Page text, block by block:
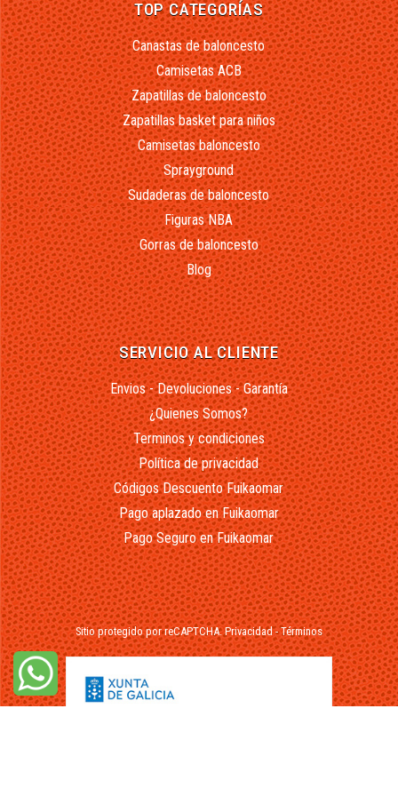
TOP CATEGORÍAS
Canastas de baloncesto
Camisetas ACB
Zapatillas de baloncesto
Zapatillas basket para niños
Camisetas baloncesto
Sprayground
Sudaderas de baloncesto
Figuras NBA
Gorras de baloncesto
Blog
SERVICIO AL CLIENTE
Envios - Devoluciones - Garantía
¿Quienes Somos?
Terminos y condiciones
Política de privacidad
Códigos Descuento Fuikaomar
Pago aplazado en Fuikaomar
Pago Seguro en Fuikaomar
Sitio protegido por reCAPTCHA.Privacidad-Términos